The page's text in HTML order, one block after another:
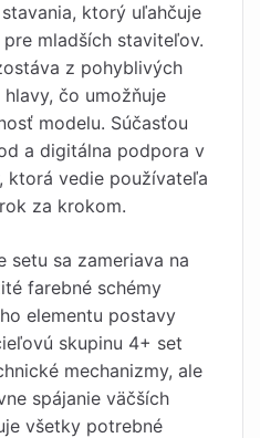
ktorý uľahčuje
mladších staviteľov.
z pohyblivých
čo umožňuje
modelu. Súčasťou
a digitálna podpora v
ktorá vedie používateľa
za krokom.
setu sa zameriava na
farebné schémy
elementu postavy
skupinu 4+ set
mechanizmy, ale
spájanie väčších
všetky potrebné